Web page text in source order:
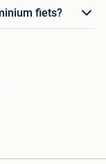
fiets?